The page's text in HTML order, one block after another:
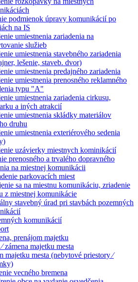
podmienok úpravy komunikácií po
na IS
umiestnenia zariadenia na
služieb
umiestnenia stavebného zariadenia
lešenie, staveb. dvor)
umiestnenia predajného zariadenia
umiestnenia prenosného reklamného
typu "A"
umiestnenia zariadenia cirkusu,
a iných atrakcií
umiestnenia skládky materiálov
druhu
umiestnenia exteriérového sedenia
uzávierky miestnych kominikácií
prenosného a trvalého dopravného
na miestnej komunikácii
parkovacích miest
sa na miestnu komunikáciu, zriadenie
z miestnej komunikácie
stavebný úrad pri stavbách pozemných
komunikácií
prenájom majetku
zámena majetku mesta
majetku mesta (nebytové priestory ⁄
vecného bremena